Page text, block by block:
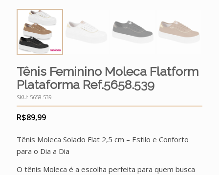
Tênis Feminino Moleca Flatform
Plataforma Ref.5658.539
SKU: 5658.539
R$89,99
Tênis Moleca Solado Flat 2,5 cm – Estilo e Conforto
para o Dia a Dia
O tênis Moleca é a escolha perfeita para quem busca